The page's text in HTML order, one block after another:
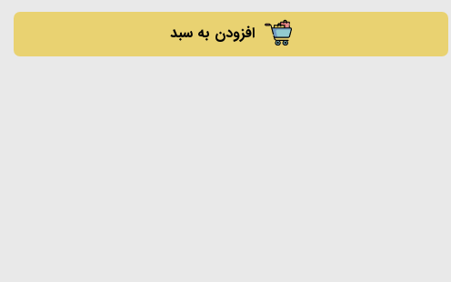
افزودن به سبد